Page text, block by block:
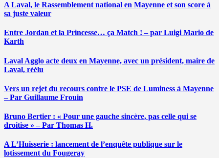
A Laval, le Rassemblement national en Mayenne et son score à
sa juste valeur
Entre Jordan et la Princesse… ça Match ! – par Luigi Mario de
Karth
Laval Agglo acte deux en Mayenne, avec un président, maire de
Laval, réélu
Vers un rejet du recours contre le PSE de Luminess à Mayenne
– Par Guillaume Frouin
Bruno Bertier : « Pour une gauche sincère, pas celle qui se
droitise » – Par Thomas H.
A L’Huisserie : lancement de l’enquête publique sur le
lotissement du Fougeray